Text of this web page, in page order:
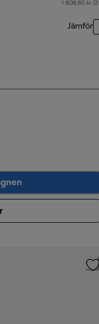
1 609,80 kr
Jämför